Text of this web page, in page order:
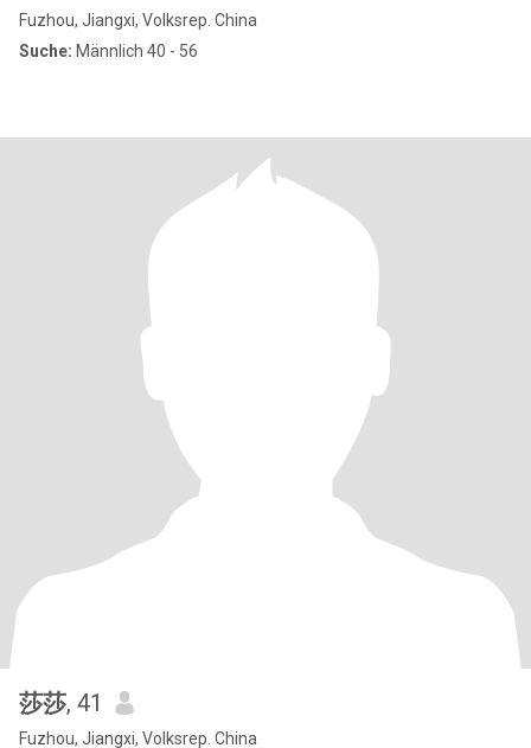
Fuzhou, Jiangxi, Volksrep. China
Suche: Männlich 40 - 56
莎莎, 41
Fuzhou, Jiangxi, Volksrep. China